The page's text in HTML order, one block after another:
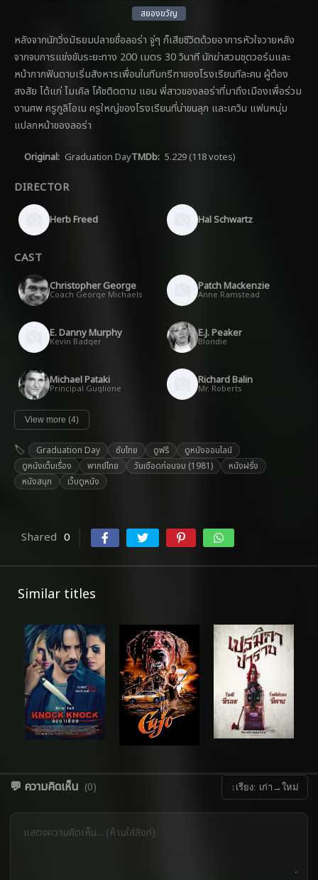
สยองขวัญ
หลังจากนักวิ่งมัธยมปลายชื่อลอร่า จู่ๆ ก็เสียชีวิตด้วยอาการหัวใจวายหลัง
จากจบการแข่งขันระยะทาง 200 เมตร 30 วินาที นักฆ่าสวมชุดวอร์มและ
หน้ากากฟันดาบเริ่มสังหารเพื่อนในทีมกรีฑาของโรงเรียนทีละคน ผู้ต้อง
สงสัย ได้แก่ ไมเคิล โค้ชติดตาม แอน พี่สาวของลอร่าที่มาถึงเมืองเพื่อร่วม
งานศพ ครูกูลิโอเน ครูใหญ่ของโรงเรียนที่น่าขนลุก และเควิน แฟนหนุ่ม
แปลกหน้าของลอร่า
Original: Graduation DayTMDb: 5.229 (118 votes)
DIRECTOR
Herb Freed Hal Schwartz
CAST
Christopher George
Coach George Michaels
Patch Mackenzie
Anne Ramstead
E. Danny Murphy
Kevin Badger
E.J. Peaker
Blondie
Michael Pataki
Principal Guglione
Richard Balin
Mr. Roberts
View more (4)
Graduation Day ซับไทย ดูฟรี
ดูหนังออนไลน์
ดูหนังเต็มเรื่อง
พากย์ไทย วันเชือดก่อนจบ (1981)
หนังฝรั่ง
หนังสนุก
เว็บดูหนัง
Shared 0
Similar titles
💬 ความคิดเห็น (0) ↕ เรียง: เก่า→ใหม่